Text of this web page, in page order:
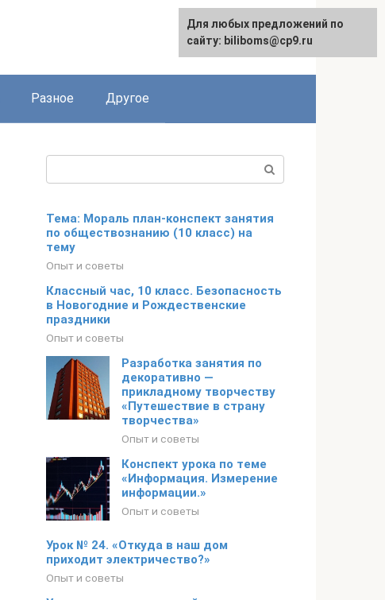
Разное Другое
Тема: Мораль план-конспект занятия
по обществознанию (10 класс) на
тему
Опыт и советы
Классный час, 10 класс. Безопасность
в Новогодние и Рождественские
праздники
Опыт и советы
Разработка занятия по
декоративно —
прикладному творчеству
«Путешествие в страну
творчества»
Опыт и советы
Конспект урока по теме
«Информация. Измерение
информации.»
Опыт и советы
Урок № 24. «Откуда в наш дом
приходит электричество?»
Опыт и советы
Для любых предложений по
сайту: biliboms@cp9.ru